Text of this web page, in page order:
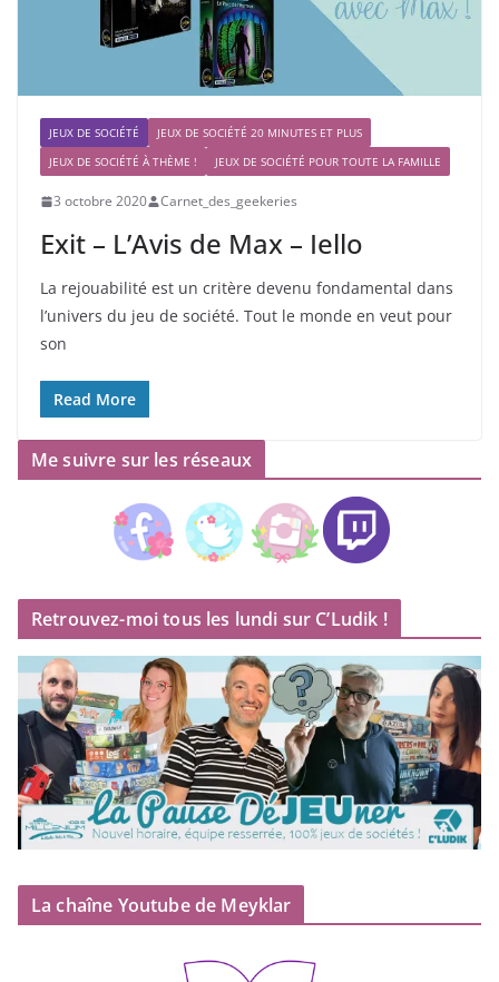
JEUX DE SOCIÉTÉ
JEUX DE SOCIÉTÉ 20 MINUTES ET PLUS
JEUX DE SOCIÉTÉ À THÈME !
JEUX DE SOCIÉTÉ POUR TOUTE LA FAMILLE
3 octobre 2020 Carnet_des_geekeries
Exit – L’Avis de Max – Iello
La rejouabilité est un critère devenu fondamental dans
l’univers du jeu de société. Tout le monde en veut pour
son
Read More
Me suivre sur les réseaux
Retrouvez-moi tous les lundi sur C’Ludik !
La chaîne Youtube de Meyklar